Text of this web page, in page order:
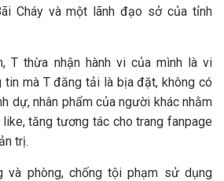
Cháy và một lãnh đạo sở của tỉnh
T thừa nhận hành vi của mình là vi
tin mà T đăng tải là bịa đặt, không có
dự, nhân phẩm của người khác nhằm
tăng tương tác cho trang fanpage
trị.
và phòng, chống tội phạm sử dụng